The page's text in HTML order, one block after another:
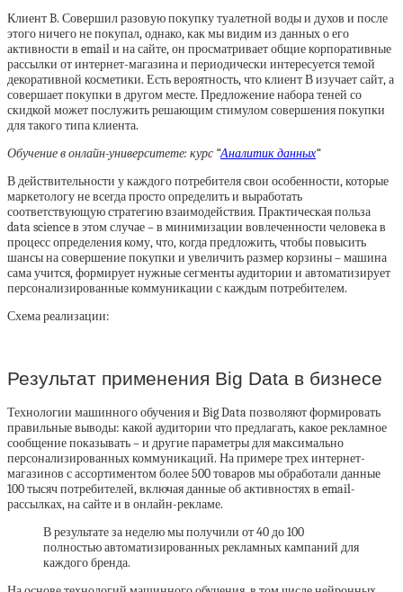
Клиент B. Совершил разовую покупку туалетной воды и духов и после
этого ничего не покупал, однако, как мы видим из данных о его
активности в email и на сайте, он просматривает общие корпоративные
рассылки от интернет-магазина и периодически интересуется темой
декоративной косметики. Есть вероятность, что клиент В изучает сайт, а
совершает покупки в другом месте. Предложение набора теней со
скидкой может послужить решающим стимулом совершения покупки
для такого типа клиента.
Обучение в онлайн-университете: курс “Аналитик данных“
В действительности у каждого потребителя свои особенности, которые
маркетологу не всегда просто определить и выработать
соответствующую стратегию взаимодействия. Практическая польза
data science в этом случае – в минимизации вовлеченности человека в
процесс определения кому, что, когда предложить, чтобы повысить
шансы на совершение покупки и увеличить размер корзины – машина
сама учится, формирует нужные сегменты аудитории и автоматизирует
персонализированные коммуникации с каждым потребителем.
Схема реализации:
Результат применения Big Data в бизнесе
Технологии машинного обучения и Big Data позволяют формировать
правильные выводы: какой аудитории что предлагать, какое рекламное
сообщение показывать – и другие параметры для максимально
персонализированных коммуникаций. На примере трех интернет-
магазинов с ассортиментом более 500 товаров мы обработали данные
100 тысяч потребителей, включая данные об активностях в email-
рассылках, на сайте и в онлайн-рекламе.
В результате за неделю мы получили от 40 до 100
полностью автоматизированных рекламных кампаний для
каждого бренда.